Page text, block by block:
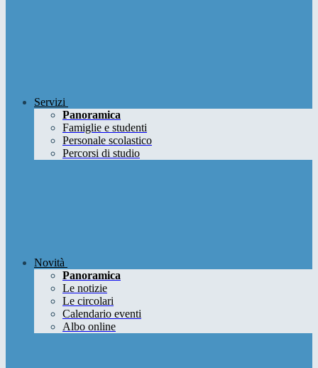
Servizi
Panoramica
Famiglie e studenti
Personale scolastico
Percorsi di studio
Novità
Panoramica
Le notizie
Le circolari
Calendario eventi
Albo online